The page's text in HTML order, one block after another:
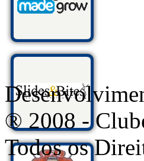
® 2008 -
Todos os